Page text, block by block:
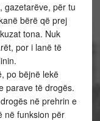
gazetarëve, për tu
bërë që prej
tona. Nuk
por i lanë të
po bëjnë lekë
parave të drogës.
në prehrin e
në funksion për